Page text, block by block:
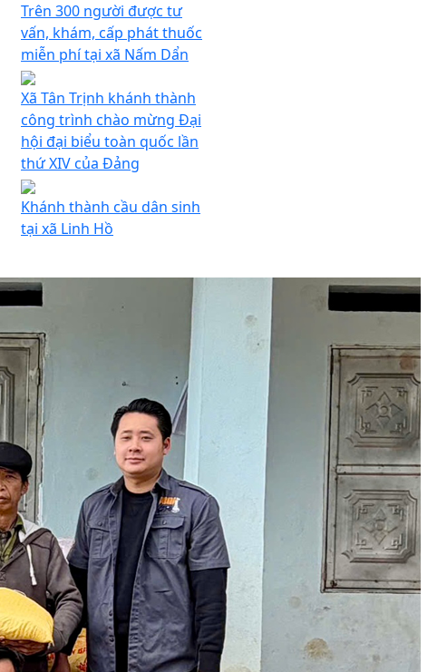
Trên 300 người được tư
vấn, khám, cấp phát thuốc
miễn phí tại xã Nấm Dẩn
Xã Tân Trịnh khánh thành
công trình chào mừng Đại
hội đại biểu toàn quốc lần
thứ XIV của Đảng
Khánh thành cầu dân sinh
tại xã Linh Hồ